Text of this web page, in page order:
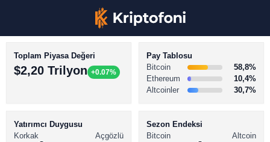
BİTCOİN HABERLERİ
Toplam Piyasa Değeri
$2,20 Trilyon +0.07%
Pay Tablosu
Bitcoin
58,8%
Ethereum
10,4%
Altcoinler
30,7%
Yatırımcı Duygusu
Korkak
Açgözlü
Sezon Endeksi
Bitcoin
Altcoin